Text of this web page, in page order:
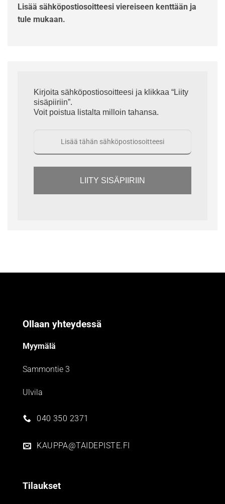
Lisää sähköpostiosoitteesi viereiseen kenttään ja
tule mukaan.
Kirjoita sähköpostiosoitteesi ja klikkaa “Liity
sisäpiiriin”.
Voit poistua listalta milloin tahansa.
LIITY SISÄPIIRIIN
Ollaan yhteydessä
Myymälä
Sammontie 3
Ulvila
040 350 2371
KAUPPA@TAIDEPISTE.FI
Tilaukset